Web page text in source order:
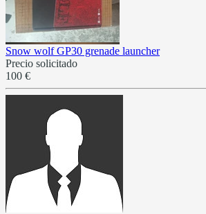
Snow wolf GP30 grenade launcher
Precio solicitado
100 €